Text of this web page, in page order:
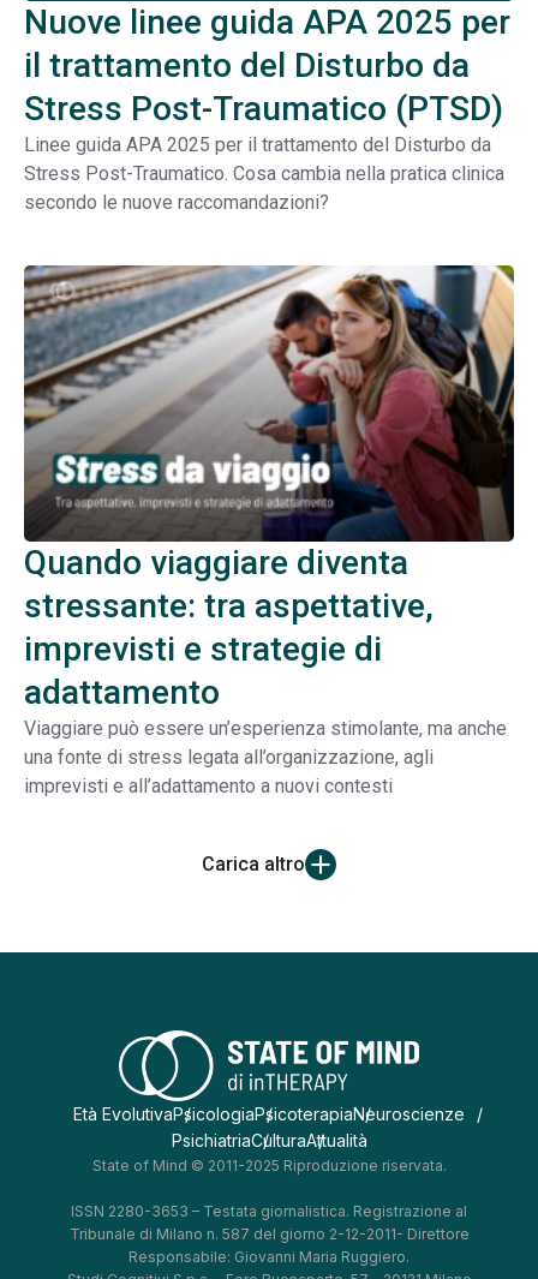
Nuove linee guida APA 2025 per
il trattamento del Disturbo da
Stress Post-Traumatico (PTSD)
Linee guida APA 2025 per il trattamento del Disturbo da
Stress Post-Traumatico. Cosa cambia nella pratica clinica
secondo le nuove raccomandazioni?
Quando viaggiare diventa
stressante: tra aspettative,
imprevisti e strategie di
adattamento
Viaggiare può essere un’esperienza stimolante, ma anche
una fonte di stress legata all’organizzazione, agli
imprevisti e all’adattamento a nuovi contesti
Carica altro
Età EvolutivaPsicologiaPsicoterapiaNeuroscienze
PsichiatriaCulturaAttualità
State of Mind © 2011-2025 Riproduzione riservata.
ISSN 2280-3653 – Testata giornalistica. Registrazione al
Tribunale di Milano n. 587 del giorno 2-12-2011- Direttore
Responsabile: Giovanni Maria Ruggiero.